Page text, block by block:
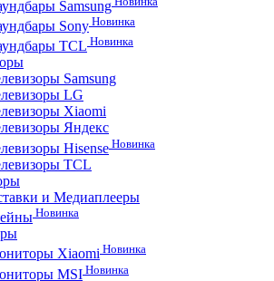
Samsung
Sony Новинка
TCL Новинка
Samsung
LG
Xiaomi
Яндекс
Hisense Новинка
TCL
и Медиаплееры
Новинка
XiaomiНовинка
MSIНовинка